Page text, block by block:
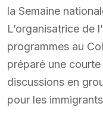
la Semaine
L’organisatrice de
programmes au
préparé une
discussions en
pour les